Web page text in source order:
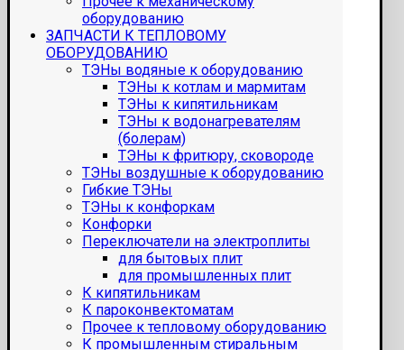
оборудованию
ЗАПЧАСТИ К ТЕПЛОВОМУ
ОБОРУДОВАНИЮ
ТЭНы водяные к оборудованию
ТЭНы к котлам и мармитам
ТЭНы к кипятильникам
ТЭНы к водонагревателям
(болерам)
ТЭНы к фритюру, сковороде
ТЭНы воздушные к оборудованию
Гибкие ТЭНы
ТЭНы к конфоркам
Конфорки
Переключатели на электроплиты
для бытовых плит
для промышленных плит
К кипятильникам
К пароконвектоматам
Прочее к тепловому оборудованию
К промышленным стиральным